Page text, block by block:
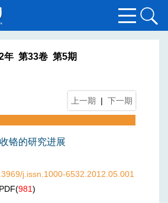
年 第33卷 第5期
上一期 | 下一期
铬的研究进展
j.issn.1000-6532.2012.05.001
PDF(981)